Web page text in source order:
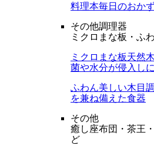
料理本毎日のおか
その他調理器
ミクロまな板・ふ
ミクロまな板天然
菌や水分が侵入し
ふわん美しい木目
を兼ね備えた食器
その他
癒し座布団・茶王
ど